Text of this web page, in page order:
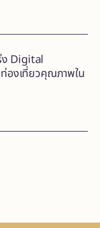
Digital
องเที่ยวคุณภาพใน